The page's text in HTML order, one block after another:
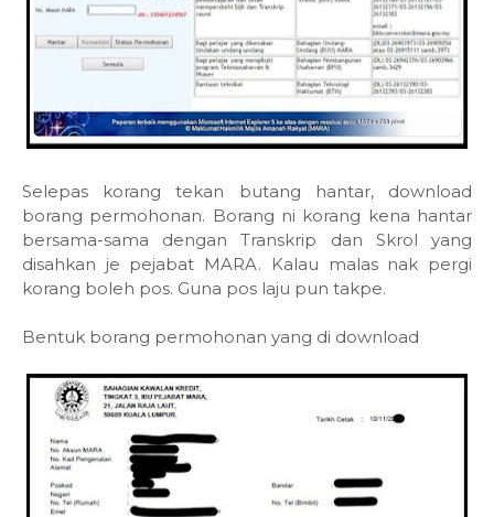
Selepas korang tekan butang hantar, download
borang permohonan. Borang ni korang kena hantar
bersama-sama dengan Transkrip dan Skrol yang
disahkan je pejabat MARA. Kalau malas nak pergi
korang boleh pos. Guna pos laju pun takpe.
Bentuk borang permohonan yang di download